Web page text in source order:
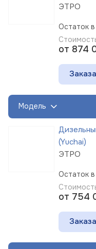
ЭТРО
Остаток
от 874
Модель
(Yuchai)
ЭТРО
Остаток
от 754